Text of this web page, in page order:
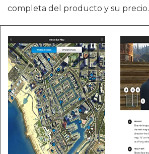
completa del producto y su precio.